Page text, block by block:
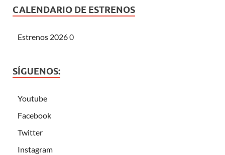
CALENDARIO DE ESTRENOS
Estrenos 20260
SÍGUENOS:
Youtube
Facebook
Twitter
Instagram